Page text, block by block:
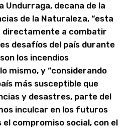
Undurraga, decana de la
de la Naturaleza, “esta
a combatir
desafíos del país durante
los incendios
mismo, y “considerando
más susceptible que
y desastres, parte del
inculcar en los futuros
compromiso social, con el